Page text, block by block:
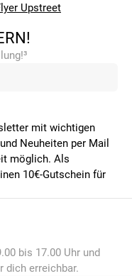
Upstreet
mit wichtigen
Neuheiten per Mail
möglich. Als
10€-Gutschein für
bis 17.00 Uhr und
dich erreichbar.